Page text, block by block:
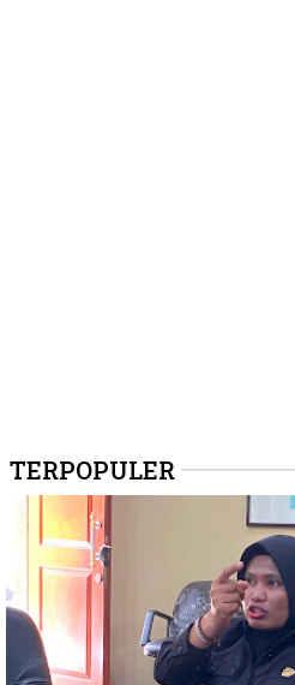
TERPOPULER